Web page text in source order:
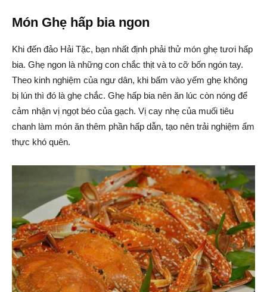
Món Ghẹ hấp bia ngon
Khi đến đảo Hải Tặc, bạn nhất định phải thử món ghẹ tươi hấp
bia. Ghẹ ngon là những con chắc thịt và to cỡ bốn ngón tay.
Theo kinh nghiệm của ngư dân, khi bấm vào yếm ghẹ không
bị lún thì đó là ghẹ chắc. Ghẹ hấp bia nên ăn lúc còn nóng để
cảm nhận vị ngọt béo của gạch. Vị cay nhẹ của muối tiêu
chanh làm món ăn thêm phần hấp dẫn, tạo nên trải nghiệm ẩm
thực khó quên.